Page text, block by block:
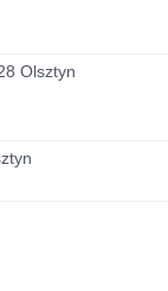
Olsztyn